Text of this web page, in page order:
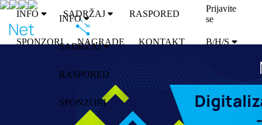
INFO SADRŽAJ RASPORED
SPONZORI NAGRADE KONTAKT
Prijavite
se
B/H/S
INFO
SADRŽAJ
RASPORED
SPONZORI